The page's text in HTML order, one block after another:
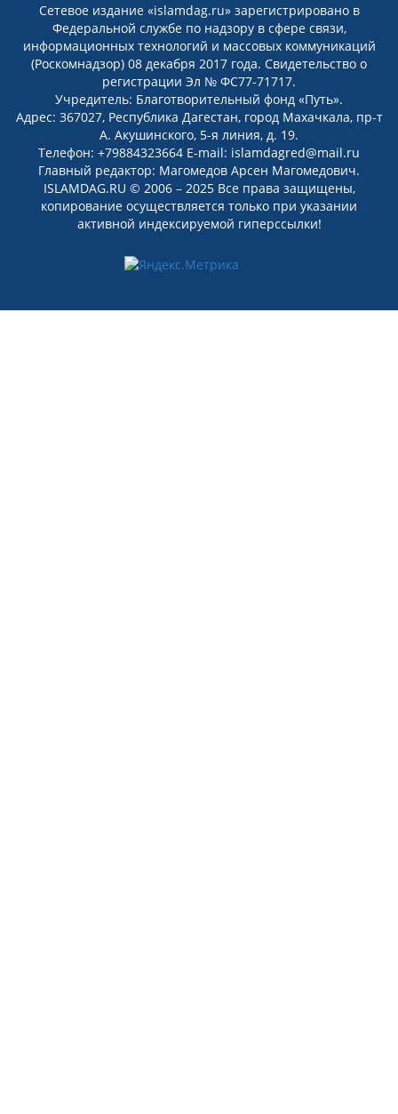
Сетевое издание «islamdag.ru» зарегистрировано в
Федеральной службе по надзору в сфере связи,
информационных технологий и массовых коммуникаций
(Роскомнадзор) 08 декабря 2017 года. Свидетельство о
регистрации Эл № ФС77-71717.
Учредитель: Благотворительный фонд «Путь».
Адрес: 367027, Республика Дагестан, город Махачкала, пр-т
А. Акушинского, 5-я линия, д. 19.
Телефон: +79884323664 E-mail: islamdagred@mail.ru
Главный редактор: Магомедов Арсен Магомедович.
ISLAMDAG.RU © 2006 – 2025 Все права защищены,
копирование осуществляется только при указании
активной индексируемой гиперссылки!